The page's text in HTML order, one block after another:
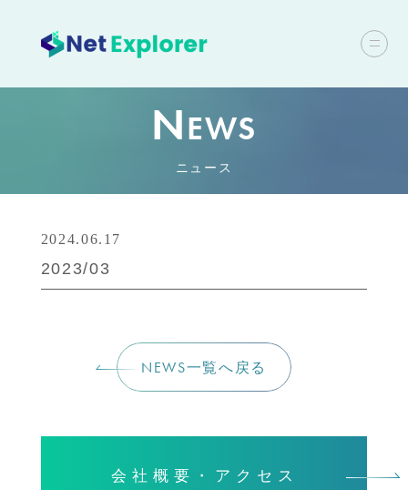
NEWS
ニュース
2024.06.17
2023/03
NEWS一覧へ戻る
会社概要・アクセス